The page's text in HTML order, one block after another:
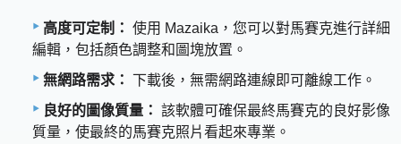
高度可定制： 使用 Mazaika，您可以對馬賽克進行詳細
編輯，包括顏色調整和圖塊放置。
無網路需求： 下載後，無需網路連線即可離線工作。
良好的圖像質量： 該軟體可確保最終馬賽克的良好影像
質量，使最終的馬賽克照片看起來專業。